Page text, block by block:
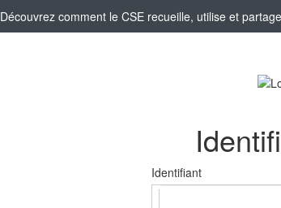
Découvrez comment le CSE recueille, utilise et
Identifiant